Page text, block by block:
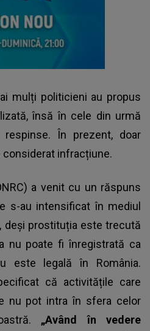
mulți politicieni au propus
însă în cele din urmă
În prezent, doar
infracțiune.
a venit cu un răspuns
s-au intensificat în mediul
deși prostituția este trecută
nu poate fi înregistrată ca
este legală în România.
că activitățile care
nu pot intra în sfera celor
„Având în vedere